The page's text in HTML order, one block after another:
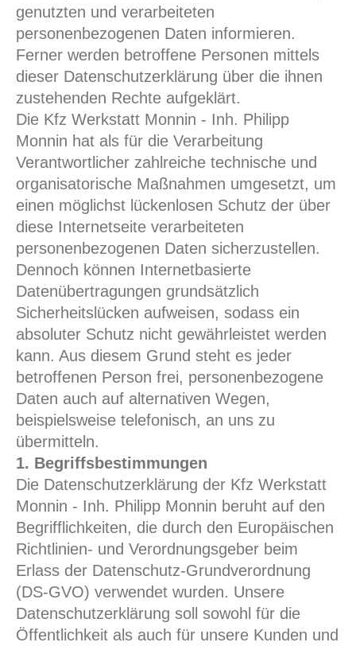
genutzten und verarbeiteten
personenbezogenen Daten informieren.
Ferner werden betroffene Personen mittels
dieser Datenschutzerklärung über die ihnen
zustehenden Rechte aufgeklärt.
Die Kfz Werkstatt Monnin - Inh. Philipp
Monnin hat als für die Verarbeitung
Verantwortlicher zahlreiche technische und
organisatorische Maßnahmen umgesetzt, um
einen möglichst lückenlosen Schutz der über
diese Internetseite verarbeiteten
personenbezogenen Daten sicherzustellen.
Dennoch können Internetbasierte
Datenübertragungen grundsätzlich
Sicherheitslücken aufweisen, sodass ein
absoluter Schutz nicht gewährleistet werden
kann. Aus diesem Grund steht es jeder
betroffenen Person frei, personenbezogene
Daten auch auf alternativen Wegen,
beispielsweise telefonisch, an uns zu
übermitteln.
1. Begriffsbestimmungen
Die Datenschutzerklärung der Kfz Werkstatt
Monnin - Inh. Philipp Monnin beruht auf den
Begrifflichkeiten, die durch den Europäischen
Richtlinien- und Verordnungsgeber beim
Erlass der Datenschutz-Grundverordnung
(DS-GVO) verwendet wurden. Unsere
Datenschutzerklärung soll sowohl für die
Öffentlichkeit als auch für unsere Kunden und